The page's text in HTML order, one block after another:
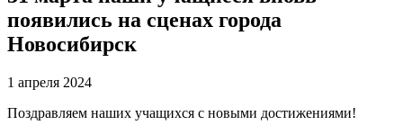
появились на сценах города
Новосибирск
1 апреля 2024
Поздравляем наших учащихся с новыми достижениями!